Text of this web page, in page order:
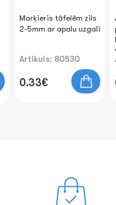
Marķieris tāfelēm zils
2-5mm ar apaІu uzgali
Artikuls: 80530
0.33€